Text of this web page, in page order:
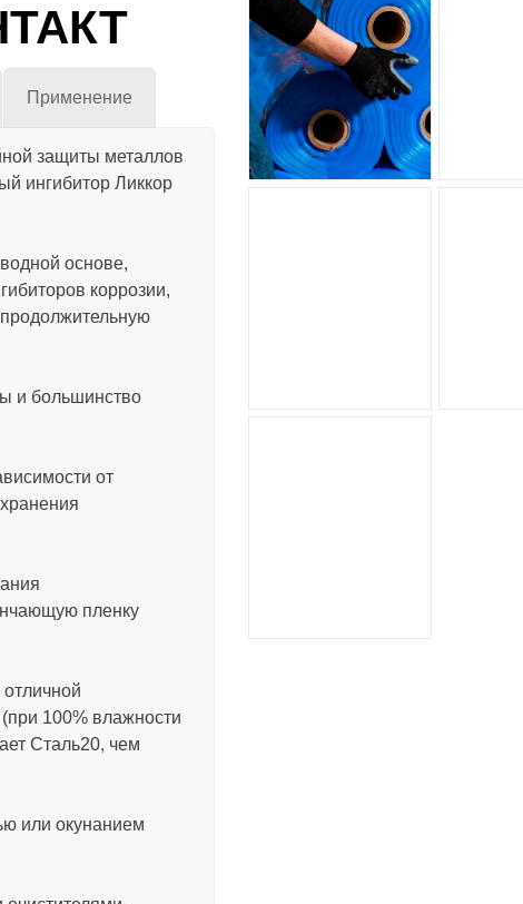
Применение
защиты металлов
ингибитор Ликкор
основе,
коррозии,
и большинство
от
пленку
100% влажности
Сталь20, чем
или окунанием
Ингибированная
пленка Ликкор